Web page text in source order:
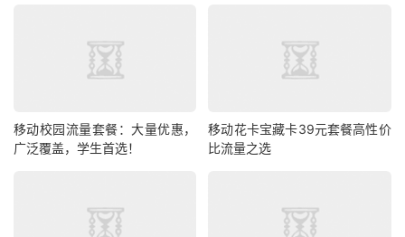
移动校园流量套餐：大量优惠，
广泛覆盖，学生首选！
移动花卡宝藏卡39元套餐高性价
比流量之选